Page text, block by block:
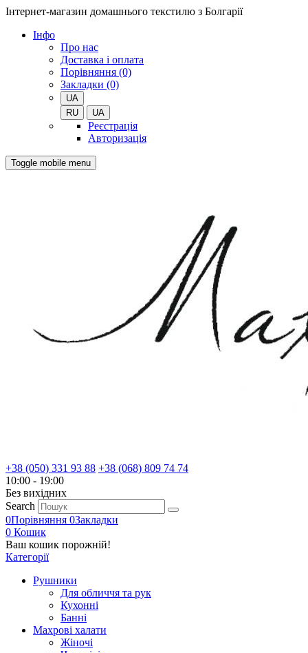
Інтернет-магазин домашнього текстилю з Болгарії
Iнфо
Про нас
Доставка і оплата
Порівняння (0)
Закладки (0)
UA
RU
UA
Реєстрація
Авторизація
Toggle mobile menu
+38 (050) 331 93 88 +38 (068) 809 74 74
10:00 - 19:00
Без вихiдних
Search
0Порівняння 0Закладки
0 Кошик
Ваш кошик порожній!
Категорії
Рушники
Для обличчя та рук
Кухонні
Банні
Махрові халати
Жіночі